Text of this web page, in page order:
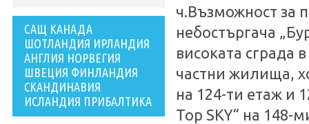
САЩ КАНАДА
ШОТЛАНДИЯ ИРЛАНДИЯ
АНГЛИЯ НОРВЕГИЯ
ШВЕЦИЯ ФИНЛАНДИЯ
СКАНДИНАВИЯ
ИСЛАНДИЯ ПРИБАЛТИКА
ч.Възможност за
небостъргача
високата сграда
частни жилища,
на 124-ти етаж и
Top SKY“ на 148-